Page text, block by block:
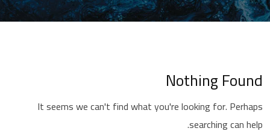
Nothing Found
It seems we can't find what you're looking for. Perhaps
searching can help.